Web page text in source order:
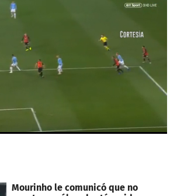
Mourinho le comunicó que no